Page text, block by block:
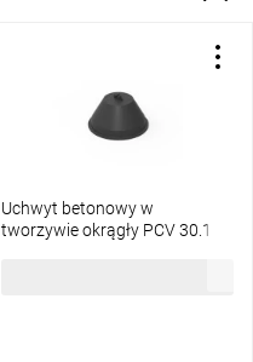
Uchwyt betonowy w
tworzywie okrągły PCV 30.1